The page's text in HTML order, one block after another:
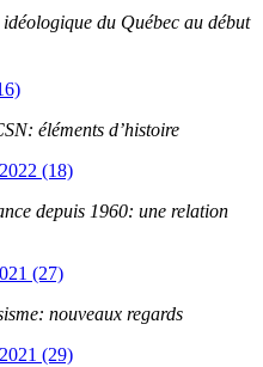
du Québec au début
éléments d’histoire
(18)
depuis 1960: une relation
(27)
nouveaux regards
(29)